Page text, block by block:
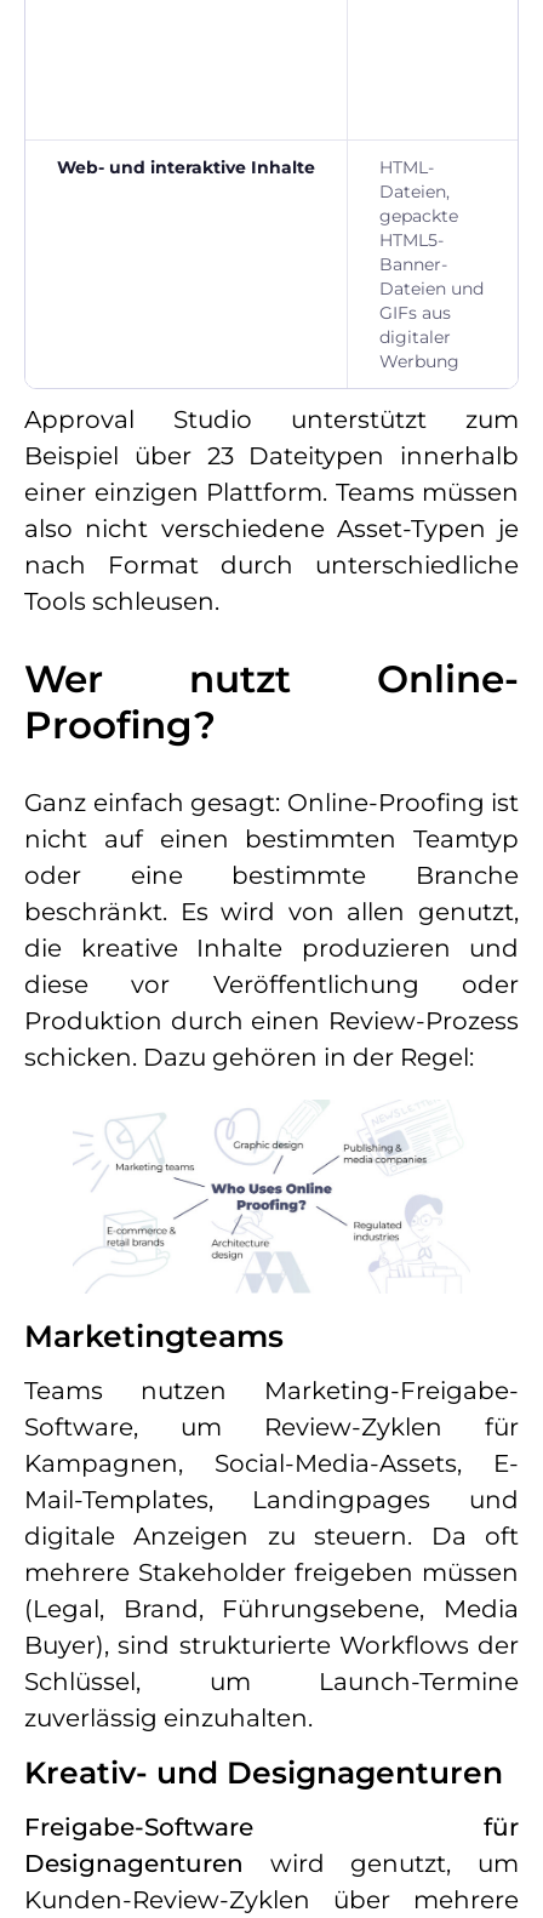
Web- und interaktive Inhalte
HTML-
Dateien,
gepackte
HTML5-
Banner-
Dateien und
GIFs aus
digitaler
Werbung
Approval Studio unterstützt zum
Beispiel über 23 Dateitypen innerhalb
einer einzigen Plattform. Teams müssen
also nicht verschiedene Asset-Typen je
nach Format durch unterschiedliche
Tools schleusen.
Wer nutzt Online-
Proofing?
Ganz einfach gesagt: Online-Proofing ist
nicht auf einen bestimmten Teamtyp
oder eine bestimmte Branche
beschränkt. Es wird von allen genutzt,
die kreative Inhalte produzieren und
diese vor Veröffentlichung oder
Produktion durch einen Review-Prozess
schicken. Dazu gehören in der Regel:
Marketingteams
Teams nutzen Marketing-Freigabe-
Software, um Review-Zyklen für
Kampagnen, Social-Media-Assets, E-
Mail-Templates, Landingpages und
digitale Anzeigen zu steuern. Da oft
mehrere Stakeholder freigeben müssen
(Legal, Brand, Führungsebene, Media
Buyer), sind strukturierte Workflows der
Schlüssel, um Launch-Termine
zuverlässig einzuhalten.
Kreativ- und Designagenturen
Freigabe-Software für
Designagenturen wird genutzt, um
Kunden-Review-Zyklen über mehrere